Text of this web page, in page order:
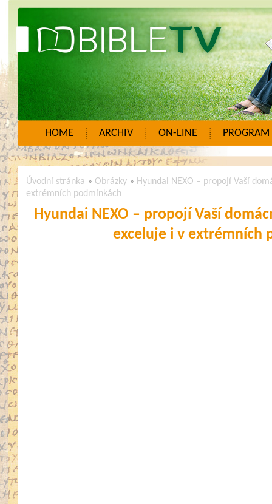
HOME ARCHIV ON-LINE PROGRAM
Úvodní stránka » Obrázky » Hyundai NEXO – propojí Vaší
extrémních podmínkách
Hyundai NEXO – propojí Vaší
exceluje i v extrémních